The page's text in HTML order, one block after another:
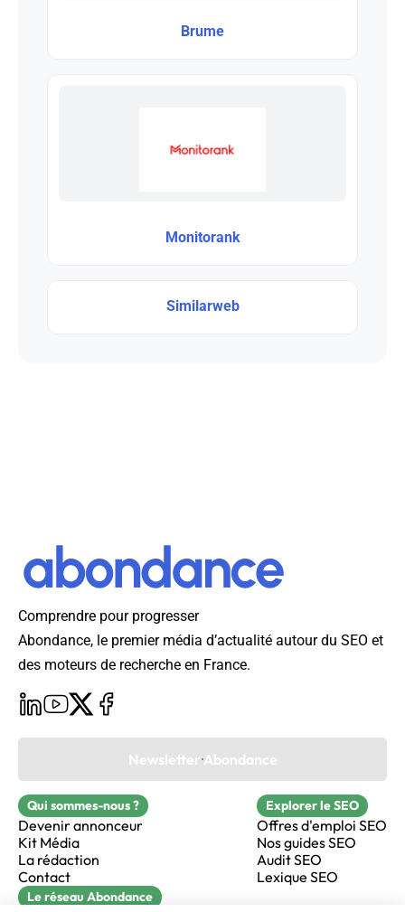
Brume
Monitorank
Similarweb
Comprendre pour progresser
Abondance, le premier média d’actualité autour du SEO et
des moteurs de recherche en France.
Newsletter Abondance
Qui sommes-nous ?
Devenir annonceur
Kit Média
La rédaction
Contact
Explorer le SEO
Offres d'emploi SEO
Nos guides SEO
Audit SEO
Lexique SEO
Le réseau Abondance